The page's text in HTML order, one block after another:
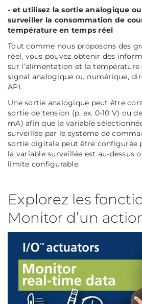
- et utilisez la sortie analogique
surveiller la consommation de
température en temps réel
Tout comme nous proposons des
réel, vous pouvez obtenir des
sur l’alimentation et la température
signal analogique ou numérique,
API.
Une sortie analogique peut être
sortie de tension (p. ex. 0-10 V) ou
mA) afin que la variable
surveillée par le système de
sortie digitale peut être configurée
la variable surveillée est au-dessus
limite configurable.
Explorez les
Monitor d’un